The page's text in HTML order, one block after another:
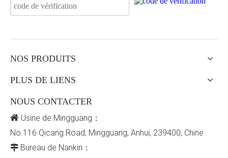
NOS PRODUITS
PLUS DE LIENS
NOUS CONTACTER
 Usine de Mingguang：
No.116 Qicang Road, Mingguang, Anhui, 239400, Chine
 Bureau de Nankin：